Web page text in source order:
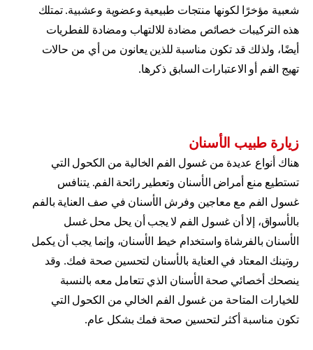
شعبية مؤخرًا لكونها منتجات طبيعية وعضوية وعشبية. تمتلك
هذه التركيبات خصائص مضادة للالتهاب ومضادة للفطريات
أيضًا، ولذلك قد تكون مناسبة للذين يعانون من أي من حالات
تهيج الفم أو الاعتبارات السابق ذكرها.
زيارة طبيب الأسنان
هناك أنواع عديدة من غسول الفم الخالية من الكحول التي
تستطيع منع أمراض الأسنان وتعطير رائحة الفم. يتنافس
غسول الفم مع معاجين وفرش الأسنان في صف العناية بالفم
بالأسواق، إلا أن غسول الفم لا يجب أن يحل محل غسل
الأسنان بالفرشاة واستخدام خيط الأسنان، وإنما يجب أن يكمل
روتينك المعتاد في العناية بالأسنان لتحسين صحة فمك. وقد
ينصحك أخصائي صحة الأسنان الذي تتعامل معه بالنسبة
للخيارات المتاحة من غسول الفم الخالي من الكحول التي
تكون مناسبة أكثر لتحسين صحة فمك بشكل عام.